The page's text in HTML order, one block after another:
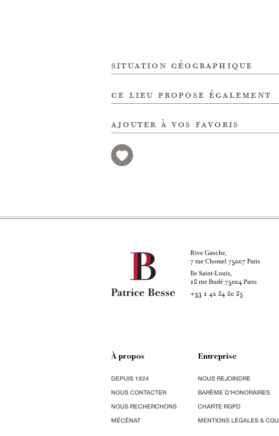
situation géographique
ce lieu propose également
ajouter à vos favoris
Rive Gauche,
7 rue Chomel 75007 Paris
Ile Saint-Louis,
18 rue Budé 75004Paris
+33 1 42 84 80 85
À propos
DEPUIS 1924
NOUS CONTACTER
NOUS RECHERCHONS
MÉCÉNAT
Entreprise
NOUS REJOINDRE
BARÈME D'HONORAIRES
CHARTE RGPD
MENTIONS LÉGALES & CGU